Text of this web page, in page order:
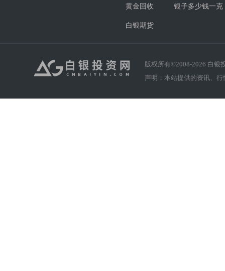
黄金回收 银子多少钱一克
白银期货
版权所有©2008-2026 白银
声明：本站提供的资讯、